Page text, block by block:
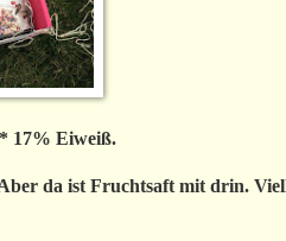
17% Eiweiß.
da ist Fruchtsaft mit drin.